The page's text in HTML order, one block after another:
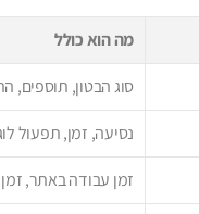
מה הוא כולל
סוג הבטון, תוספים,
נסיעה, זמן, תפעול
זמן עבודה באתר,